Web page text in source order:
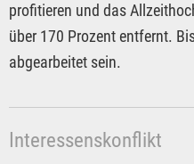
profitieren und das
über 170 Prozent entfernt.
abgearbeitet sein.
Interessenskonflikt